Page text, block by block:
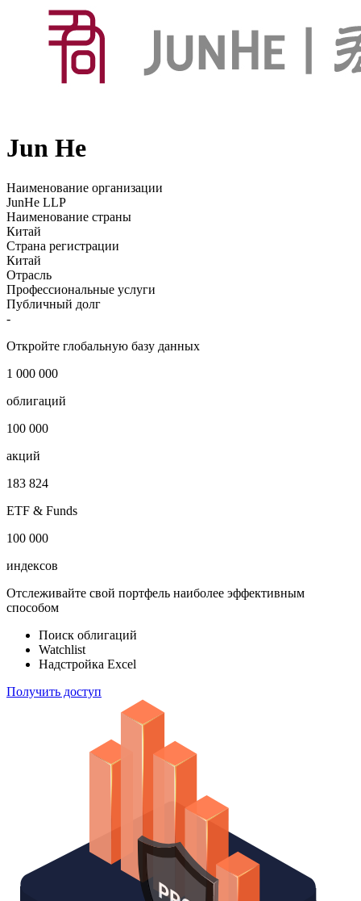
Jun He
Наименование организации
JunHe LLP
Наименование страны
Китай
Страна регистрации
Китай
Отрасль
Профессиональные услуги
Публичный долг
-
Откройте глобальную базу данных
1 000 000
облигаций
100 000
акций
183 824
ETF & Funds
100 000
индексов
Отслеживайте свой портфель наиболее эффективным
способом
Поиск облигаций
Watchlist
Надстройка Excel
Получить доступ